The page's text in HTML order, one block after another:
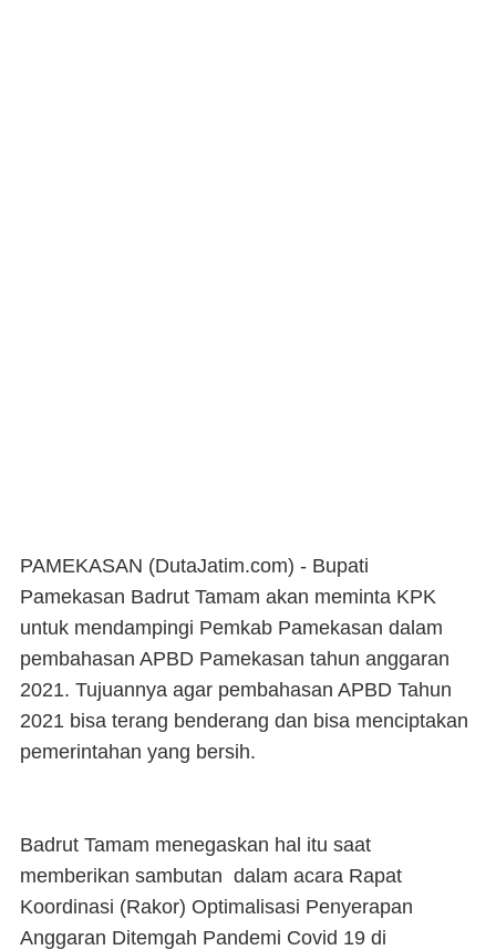
PAMEKASAN (DutaJatim.com) - Bupati
Pamekasan Badrut Tamam akan meminta KPK
untuk mendampingi Pemkab Pamekasan dalam
pembahasan APBD Pamekasan tahun anggaran
2021. Tujuannya agar pembahasan APBD Tahun
2021 bisa terang benderang dan bisa menciptakan
pemerintahan yang bersih.
Badrut Tamam menegaskan hal itu saat
memberikan sambutan dalam acara Rapat
Koordinasi (Rakor) Optimalisasi Penyerapan
Anggaran Ditemgah Pandemi Covid 19 di